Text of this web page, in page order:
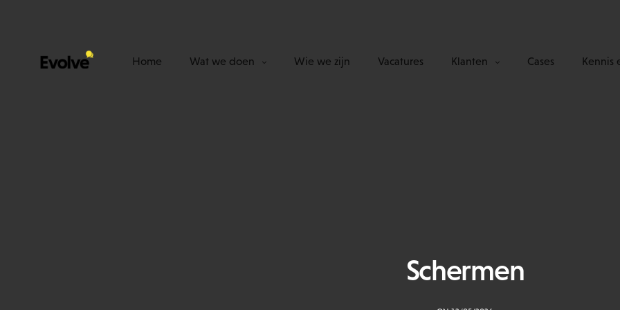
Home Wat we doen Wie we zijn Vacatures Klanten Cases Kennis
Schermen